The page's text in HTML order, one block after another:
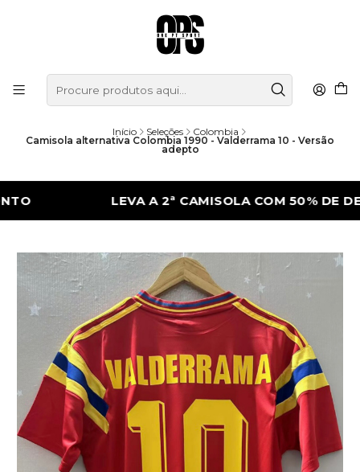
Início Seleções Colombia
Camisola alternativa Colombia 1990 - Valderrama 10 - Versão
adepto
LEVA A 2ª CAMISOLA COM 50% DE